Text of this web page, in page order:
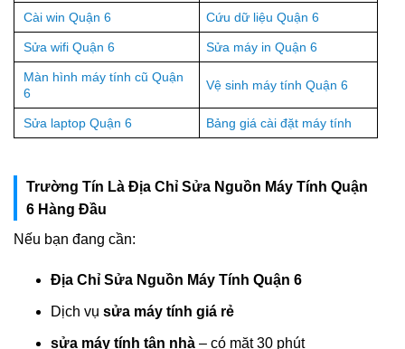
Cài win Quận 6 Cứu dữ liệu Quận 6
Sửa wifi Quận 6 Sửa máy in Quận 6
Màn hình máy tính cũ Quận
6
Vệ sinh máy tính Quận 6
Sửa laptop Quận 6 Bảng giá cài đặt máy tính
Trường Tín Là Địa Chỉ Sửa Nguồn Máy Tính Quận
6 Hàng Đầu
Nếu bạn đang cần:
Địa Chỉ Sửa Nguồn Máy Tính Quận 6
Dịch vụ sửa máy tính giá rẻ
sửa máy tính tận nhà– có mặt 30 phút